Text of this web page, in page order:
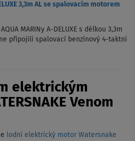
3,3m AL se spalovacím motorem
MARINy A-DELUXE s délkou 3,3m
připojili spalovací benzínový 4-taktní
elektrickým
Venom
lodní elektrický motor Watersnake